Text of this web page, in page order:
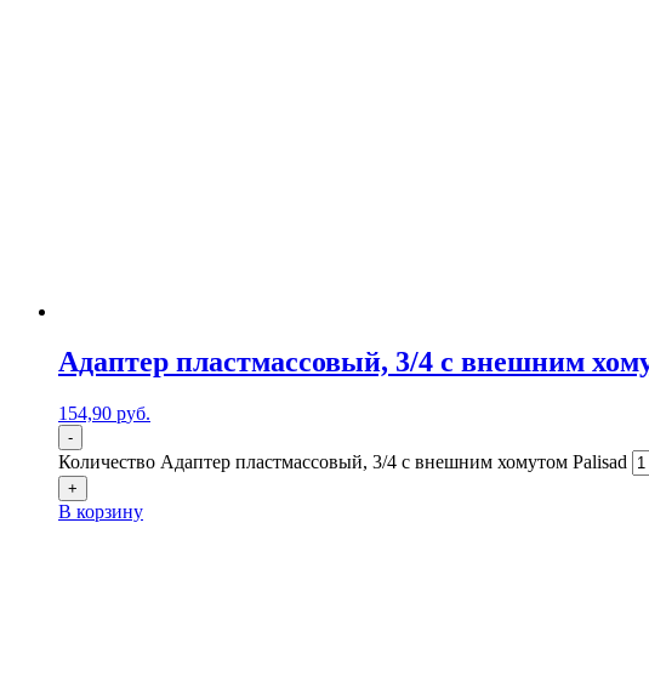
Адаптер пластмассовый, 3/4 с внешним
154,90 руб.
-
Количество Адаптер пластмассовый, 3/4 с внешним хомутом Palisad
+
В корзину